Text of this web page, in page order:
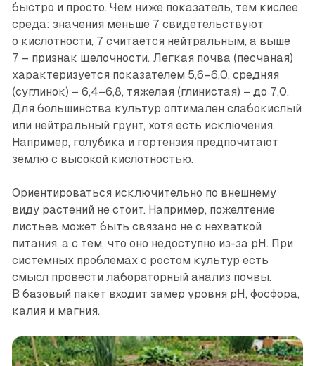
быстро и просто. Чем ниже показатель, тем кислее
среда: значения меньше 7 свидетельствуют
о кислотности, 7 считается нейтральным, а выше
7 – признак щелочности. Легкая почва (песчаная)
характеризуется показателем 5,6–6,0, средняя
(суглинок) – 6,4–6,8, тяжелая (глинистая) – до 7,0.
Для большинства культур оптимален слабокислый
или нейтральный грунт, хотя есть исключения.
Например, голубика и гортензия предпочитают
землю с высокой кислотностью.
Ориентироваться исключительно по внешнему
виду растений не стоит. Например, пожелтение
листьев может быть связано не с нехваткой
питания, а с тем, что оно недоступно из-за pH. При
системных проблемах с ростом культур есть
смысл провести лабораторный анализ почвы.
В базовый пакет входит замер уровня pH, фосфора,
калия и магния.